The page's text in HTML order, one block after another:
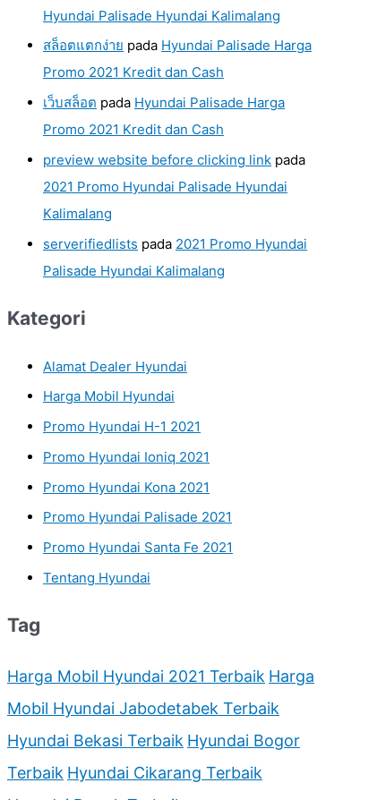
Hyundai Palisade Hyundai Kalimalang
สล็อตแตกง่าย pada Hyundai Palisade Harga
Promo 2021 Kredit dan Cash
เว็บสล็อต pada Hyundai Palisade Harga
Promo 2021 Kredit dan Cash
preview website before clicking link pada
2021 Promo Hyundai Palisade Hyundai
Kalimalang
serverifiedlists pada 2021 Promo Hyundai
Palisade Hyundai Kalimalang
Kategori
Alamat Dealer Hyundai
Harga Mobil Hyundai
Promo Hyundai H-1 2021
Promo Hyundai Ioniq 2021
Promo Hyundai Kona 2021
Promo Hyundai Palisade 2021
Promo Hyundai Santa Fe 2021
Tentang Hyundai
Tag
Harga Mobil Hyundai 2021 Terbaik Harga
Mobil Hyundai Jabodetabek Terbaik
Hyundai Bekasi Terbaik Hyundai Bogor
Terbaik Hyundai Cikarang Terbaik